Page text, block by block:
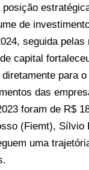
de
seguida
capital
para
das
foram de R$
(Fiemt),
uma